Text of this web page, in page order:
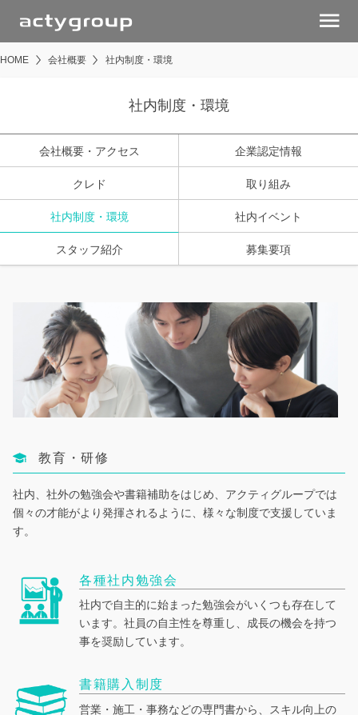
menu
HOME 会社概要 社内制度・環境
社内制度・環境
会社概要・アクセス 企業認定情報
クレド 取り組み
社内制度・環境 社内イベント
スタッフ紹介 募集要項
教育・研修
社内、社外の勉強会や書籍補助をはじめ、アクティグループでは
個々の才能がより発揮されるように、様々な制度で支援していま
す。
各種社内勉強会
社内で自主的に始まった勉強会がいくつも存在して
います。社員の自主性を尊重し、成長の機会を持つ
事を奨励しています。
書籍購入制度
営業・施工・事務などの専門書から、スキル向上の